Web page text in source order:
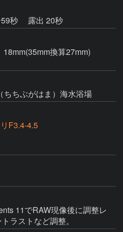
秒
露出 20秒
換算27mm)
ちちぶがはま）海水浴場
F3.4-4.5
11でRAW現像後に調整レ
ラストなど調整。